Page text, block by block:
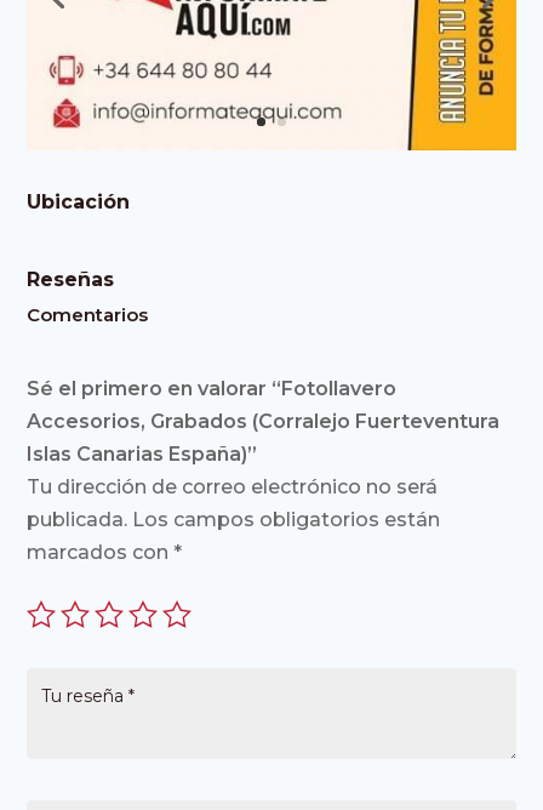
Ubicación
Reseñas
Comentarios
Sé el primero en valorar “Fotollavero
Accesorios, Grabados (Corralejo Fuerteventura
Islas Canarias España)”
Tu dirección de correo electrónico no será
publicada. Los campos obligatorios están
marcados con*